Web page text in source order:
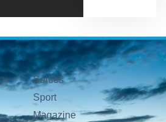
Sorties
Sport
Magazine